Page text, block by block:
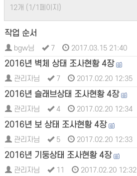
12개 (1/1페이지)
작업 순서
bgw님 7 2017.03.15 21:40
2016년 벽체 상태 조사현황 4장
관리자님 7 2017.02.20 12:35
2016년 슬래브상태 조사현황 4장
관리자님 4 2017.02.20 12:34
2016년 보 상태 조사현황 4장
관리자님 5 2017.02.20 12:33
2016년 기둥상태 조사현황 4장
관리자님 11 2017.02.20 12:32